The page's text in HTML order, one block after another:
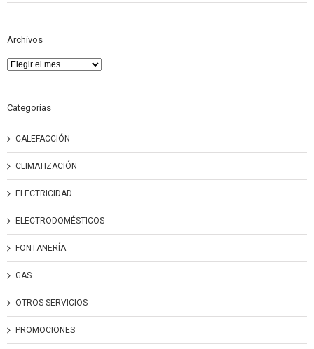
Archivos
Archivos
Categorías
CALEFACCIÓN
CLIMATIZACIÓN
ELECTRICIDAD
ELECTRODOMÉSTICOS
FONTANERÍA
GAS
OTROS SERVICIOS
PROMOCIONES